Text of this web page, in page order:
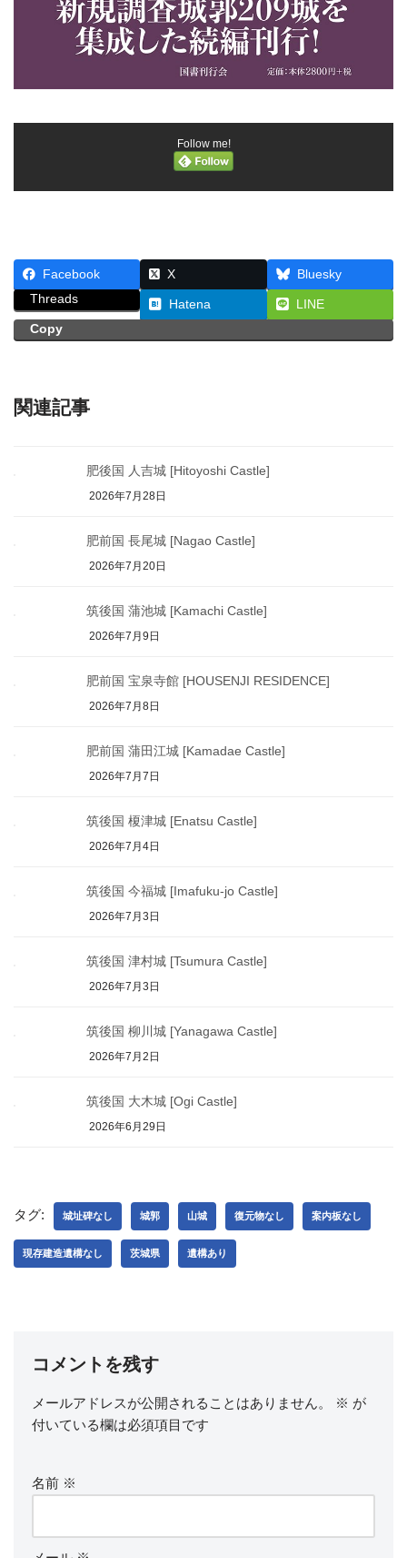
Follow me!
Facebook X
Bluesky
Threads
Hatena
LINE
Copy
関連記事
肥後国 人吉城 [Hitoyoshi Castle]
2026年7月28日
肥前国 長尾城 [Nagao Castle]
2026年7月20日
筑後国 蒲池城 [Kamachi Castle]
2026年7月9日
肥前国 宝泉寺館 [HOUSENJI RESIDENCE]
2026年7月8日
肥前国 蒲田江城 [Kamadae Castle]
2026年7月7日
筑後国 榎津城 [Enatsu Castle]
2026年7月4日
筑後国 今福城 [Imafuku-jo Castle]
2026年7月3日
筑後国 津村城 [Tsumura Castle]
2026年7月3日
筑後国 柳川城 [Yanagawa Castle]
2026年7月2日
筑後国 大木城 [Ogi Castle]
2026年6月29日
タグ: 城址碑なし 城郭 山城 復元物なし 案内板なし
現存建造遺構なし 茨城県 遺構あり
コメントを残す
メールアドレスが公開されることはありません。 ※ が
付いている欄は必須項目です
名前 ※